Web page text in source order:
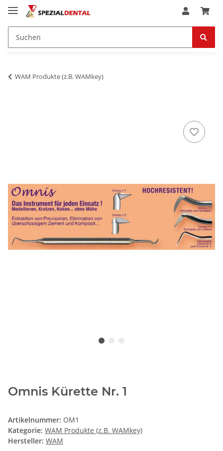
WAM Produkte (z.B. WAMkey)
Omnis Kürette Nr. 1
Artikelnummer: OM1
Kategorie: WAM Produkte (z.B. WAMkey)
Hersteller: WAM